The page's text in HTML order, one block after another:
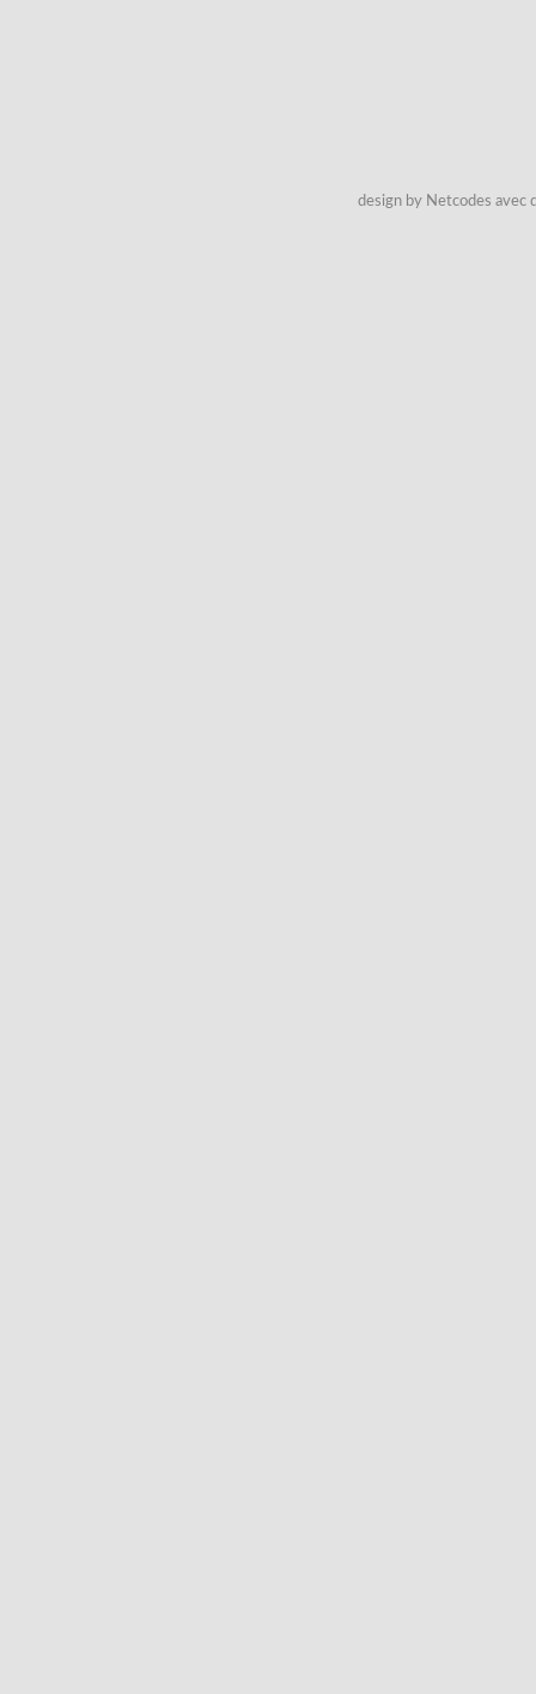
design by Netcodes avec